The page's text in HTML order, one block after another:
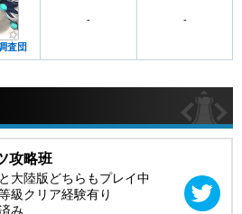
査団
- -
攻略班
大陸版どちらもプレイ中
級クリア経験有り
み